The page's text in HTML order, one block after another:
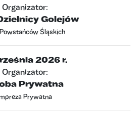
Organizator:
Golejów
Śląskich
2026 r.
Organizator:
Prywatna
Prywatna